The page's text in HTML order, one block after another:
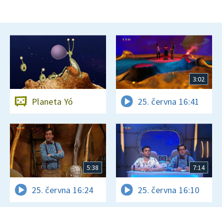
Planeta Yó
3:02
25. června 16:41
5:38
25. června 16:24
7:14
25. června 16:10